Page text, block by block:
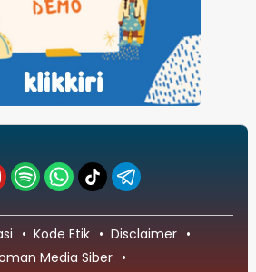
Kode Etik
Disclaimer
Media Siber